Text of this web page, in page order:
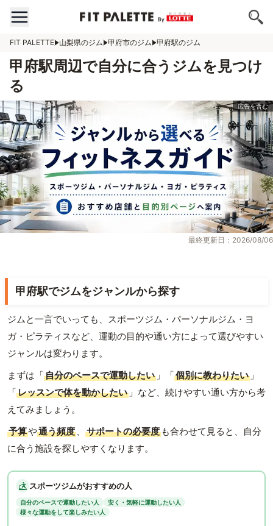
FIT PALETTE 山梨県のジム 甲府市のジム 甲府駅のジム
甲府駅周辺で自分に合うジムを見つけ
る
最終更新日：2026/08/06
甲府駅でジムをジャンルから探す
ジムと一言でいっても、スポーツジム・パーソナルジム・ヨ
ガ・ピラティスなど、運動の目的や通い方によって選びやすい
ジャンルは変わります。
まずは「自分のペースで運動したい 」「個別に教わりたい 」
「レッスンで体を動かしたい 」など、続けやすい通い方から考
えてみましょう。
予算や通う頻度 、 サポートの必要度 も合わせて見ると、自分
に合う施設を探しやすくなります。
スポーツジムがおすすめの人
自分のペースで運動したい人
安く・気軽に運動したい人
様々な運動をして楽しみたい人